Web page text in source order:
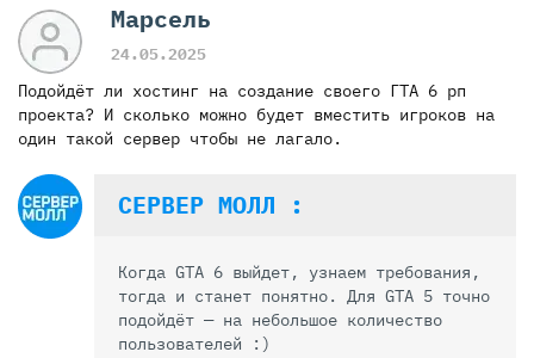
Марсель
24.05.2025
Подойдёт ли хостинг на создание своего ГТА 6 рп
проекта? И сколько можно будет вместить игроков на
один такой сервер чтобы не лагало.
СЕРВЕР МОЛЛ :
Когда GTA 6 выйдет, узнаем требования,
тогда и станет понятно. Для GTA 5 точно
подойдёт — на небольшое количество
пользователей :)